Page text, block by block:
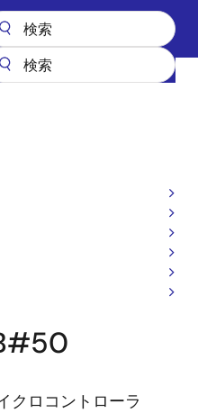
とマイクロプロセッサ
クロコントローラ